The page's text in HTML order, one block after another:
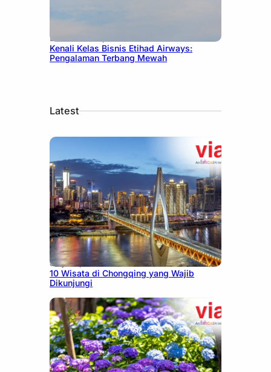
December 27, 2024
Kenali Kelas Bisnis Etihad Airways:
Pengalaman Terbang Mewah
Latest
July 30, 2026
10 Wisata di Chongqing yang Wajib
Dikunjungi